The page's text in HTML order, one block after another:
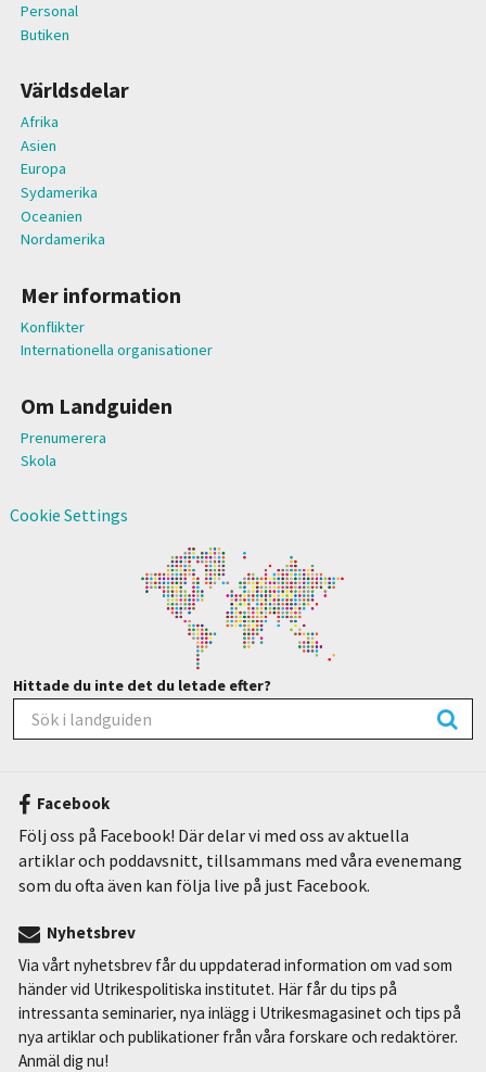
Personal
Butiken
Världsdelar
Afrika
Asien
Europa
Sydamerika
Oceanien
Nordamerika
Mer information
Konflikter
Internationella organisationer
Om Landguiden
Prenumerera
Skola
Cookie Settings
Hittade du inte det du letade efter?
Facebook
Följ oss på Facebook! Där delar vi med oss av aktuella
artiklar och poddavsnitt, tillsammans med våra evenemang
som du ofta även kan följa live på just Facebook.
Nyhetsbrev
Via vårt nyhetsbrev får du uppdaterad information om vad som
händer vid Utrikespolitiska institutet. Här får du tips på
intressanta seminarier, nya inlägg i Utrikesmagasinet och tips på
nya artiklar och publikationer från våra forskare och redaktörer.
Anmäl dig nu!